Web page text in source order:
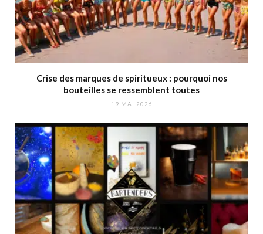
Crise des marques de spiritueux : pourquoi nos
bouteilles se ressemblent toutes
19 MAI 2026